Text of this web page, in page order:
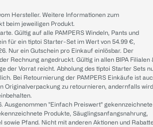
Hersteller. Weitere Informationen zum
beim jeweiligen Produkt.
Gültig auf alle PAMPERS Windeln, Pants und
für ein tiptoi Starter-Set im Wert von 54.99 €,
Nur ein Gutschein pro Einkauf einlösbar. Der
Rechnung angedruckt. Gültig in allen BIPA Filialen
der Vorrat reicht. Abholung des tiptoi Starter Sets
Bei Retournierung der PAMPERS Einkäufe ist
Originalverpackung zu retournieren, andernfalls wird
Ausgenommen "Einfach Preiswert" gekennzeichnete
Produkte, Säuglingsanfangsnahrung,
Pfand. Nicht mit anderen Aktionen und